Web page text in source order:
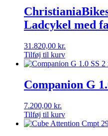
4.500,00 kr..
Ladcykel med
31.820,00 kr.
Tilføj til kurv
Companion G
7.200,00 kr.
Tilføj til kurv